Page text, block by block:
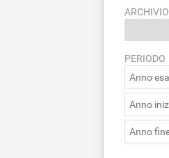
ARCHIVIO
PERIODO